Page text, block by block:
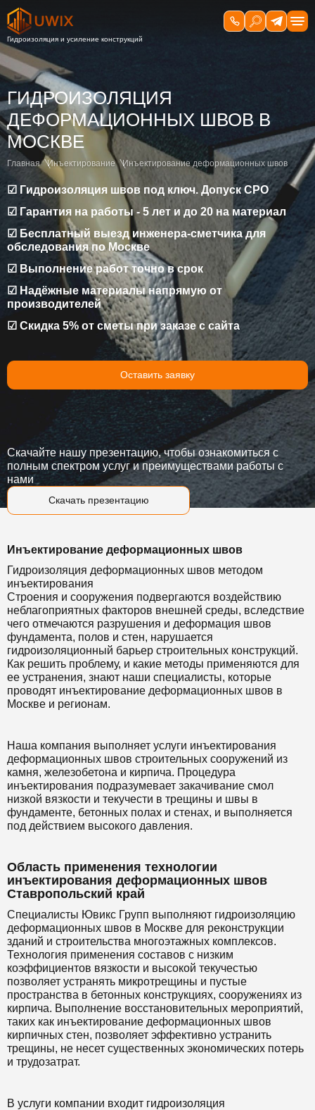
ГИДРОИЗОЛЯЦИЯ
ДЕФОРМАЦИОННЫХ ШВОВ В
МОСКВЕ
Главная Инъектирование Инъектирование деформационных швов
☑ Гидроизоляция швов под ключ. Допуск СРО
☑ Гарантия на работы - 5 лет и до 20 на материал
☑ Бесплатный выезд инженера-сметчика для
обследования по Москве
☑ Выполнение работ точно в срок
☑ Надёжные материалы напрямую от
производителей
☑ Скидка 5% от сметы при заказе с сайта
Оставить заявку
Скачать презентацию
Скачайте нашу презентацию, чтобы ознакомиться с
полным спектром услуг и преимуществами работы с
нами
Инъектирование деформационных швов
Гидроизоляция деформационных швов методом
инъектирования
Строения и сооружения подвергаются воздействию
неблагоприятных факторов внешней среды, вследствие
чего отмечаются разрушения и деформация швов
фундамента, полов и стен, нарушается
гидроизоляционный барьер строительных конструкций.
Как решить проблему, и какие методы применяются для
ее устранения, знают наши специалисты, которые
проводят инъектирование деформационных швов в
Москве и регионам.
Наша компания выполняет услуги инъектирования
деформационных швов строительных сооружений из
камня, железобетона и кирпича. Процедура
инъектирования подразумевает закачивание смол
низкой вязкости и текучести в трещины и швы в
фундаменте, бетонных полах и стенах, и выполняется
под действием высокого давления.
Область применения технологии
инъектирования деформационных швов
Ставропольский край
Специалисты Ювикс Групп выполняют гидроизоляцию
деформационных швов в Москве для реконструкции
зданий и строительства многоэтажных комплексов.
Технология применения составов с низким
коэффициентов вязкости и высокой текучестью
позволяет устранять микротрещины и пустые
пространства в бетонных конструкциях, сооружениях из
кирпича. Выполнение восстановительных мероприятий,
таких как инъектирование деформационных швов
кирпичных стен, позволяет эффективно устранить
трещины, не несет существенных экономических потерь
и трудозатрат.
В услуги компании входит гидроизоляция